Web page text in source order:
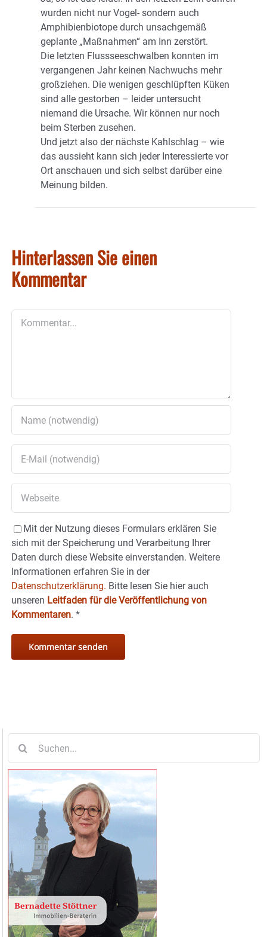
wurden nicht nur Vogel- sondern auch
Amphibienbiotope durch unsachgemäß
geplante „Maßnahmen“ am Inn zerstört.
Die letzten Flussseeschwalben konnten im
vergangenen Jahr keinen Nachwuchs mehr
großziehen. Die wenigen geschlüpften Küken
sind alle gestorben – leider untersucht
niemand die Ursache. Wir können nur noch
beim Sterben zusehen.
Und jetzt also der nächste Kahlschlag – wie
das aussieht kann sich jeder Interessierte vor
Ort anschauen und sich selbst darüber eine
Meinung bilden.
Hinterlassen Sie einen
Kommentar
Mit der Nutzung dieses Formulars erklären Sie
sich mit der Speicherung und Verarbeitung Ihrer
Daten durch diese Website einverstanden. Weitere
Informationen erfahren Sie in der
Datenschutzerklärung. Bitte lesen Sie hier auch
unseren Leitfaden für die Veröffentlichung von
Kommentaren. *
nach: